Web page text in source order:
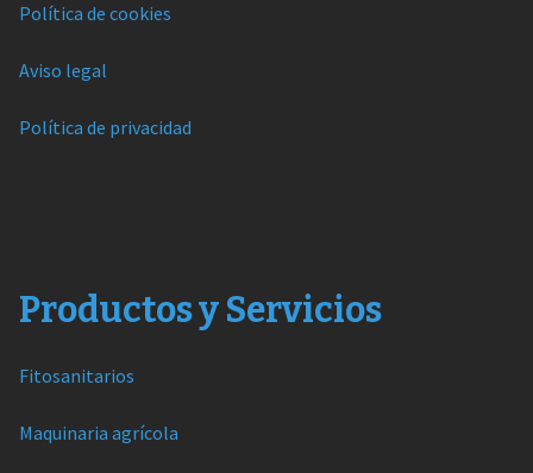
Política de cookies
Aviso legal
Política de privacidad
Productos y Servicios
Fitosanitarios
Maquinaria agrícola